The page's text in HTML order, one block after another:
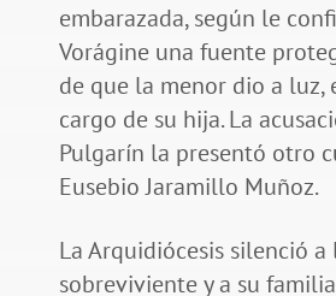
embarazada, según le
Vorágine una fuente
de que la menor dio a luz,
cargo de su hija. La
Pulgarín la presentó otro
Eusebio Jaramillo Muñoz.
La Arquidiócesis silenció a
sobreviviente y a su